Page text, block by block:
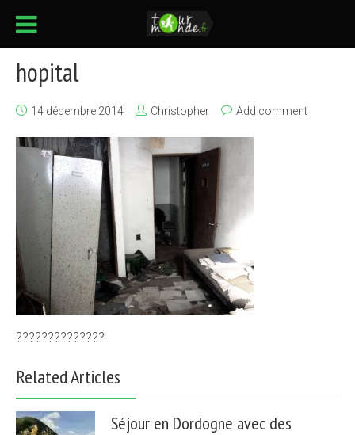
hopital
14 décembre 2014 Christopher Add comment
??????????????
Related Articles
Séjour en Dordogne avec des